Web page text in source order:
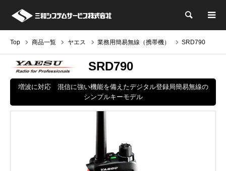
検索
Top 商品一覧 ヤエス 業務用簡易無線（携帯機） SRD790
SRD790
増波に対応 混信に強い機能を備えたデジタル登録局簡易無線の
シンプルキーモデル